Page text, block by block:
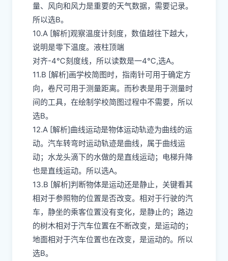
量、风向和风力是重要的天气数据，需要记录。
所以选B。
10.A [解析]观察温度计刻度，数值越往下越大，
说明是零下温度。液柱顶端
对齐-4℃刻度线，所以读数是一4℃,选A。
11.B [解析]画学校简图时，指南针可用于确定方
向，卷尺可用于测量距离。而秒表是用于测量时
间的工具，在绘制学校简图过程中不需要，所以
选B。
12.A [解析]曲线运动是物体运动轨迹为曲线的运
动。汽车转弯时运动轨迹是曲线，属于曲线运
动；水龙头滴下的水做的是直线运动；电梯升降
也是直线运动。所以选A。
13.B [解析]判断物体是运动还是静止，关键看其
相对于参照物的位置是否改变。相对于行驶的汽
车，静坐的乘客位置没有变化，是静止的；路边
的树木相对于汽车位置在不断改变，是运动的；
地面相对于汽车位置也在改变，是运动的。所以
选B。